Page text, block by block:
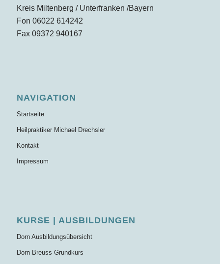
Kreis Miltenberg / Unterfranken /Bayern
Fon 06022 614242
Fax 09372 940167
NAVIGATION
Startseite
Heilpraktiker Michael Drechsler
Kontakt
Impressum
KURSE | AUSBILDUNGEN
Dorn Ausbildungsübersicht
Dorn Breuss Grundkurs